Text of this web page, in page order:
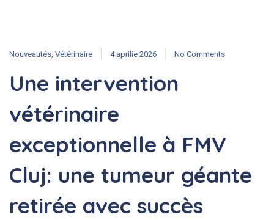
Nouveautés, Vétérinaire 4 aprilie 2026 No Comments
Une intervention
vétérinaire
exceptionnelle à FMV
Cluj: une tumeur géante
retirée avec succès